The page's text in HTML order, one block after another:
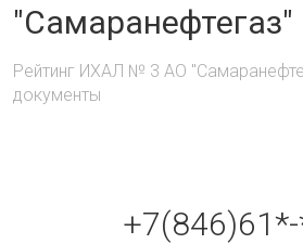
"Самаранефтегаз"
Рейтинг ИХАЛ № 3 АО
документы